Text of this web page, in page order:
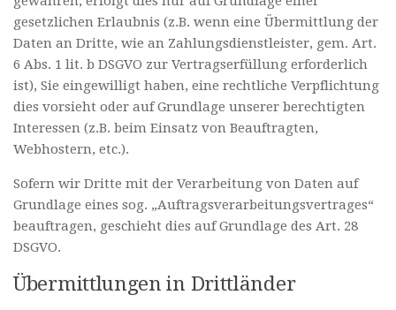
gesetzlichen Erlaubnis (z.B. wenn eine Übermittlung der
Daten an Dritte, wie an Zahlungsdienstleister, gem. Art.
6 Abs. 1 lit. b DSGVO zur Vertragserfüllung erforderlich
ist), Sie eingewilligt haben, eine rechtliche Verpflichtung
dies vorsieht oder auf Grundlage unserer berechtigten
Interessen (z.B. beim Einsatz von Beauftragten,
Webhostern, etc.).
Sofern wir Dritte mit der Verarbeitung von Daten auf
Grundlage eines sog. „Auftragsverarbeitungsvertrages“
beauftragen, geschieht dies auf Grundlage des Art. 28
DSGVO.
Übermittlungen in Drittländer